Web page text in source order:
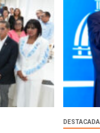
DESTACADA